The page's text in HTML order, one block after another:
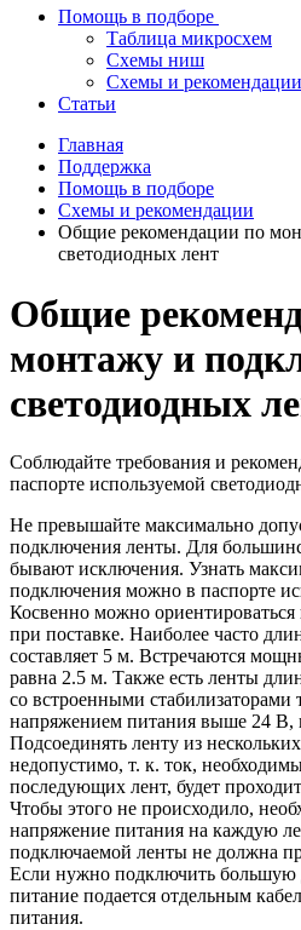
Помощь в подборе
Таблица микросхем
Схемы ниш
Схемы и рекомендации
Статьи
Главная
Поддержка
Помощь в подборе
Схемы и рекомендации
Общие рекомендации по
светодиодных лент
Общие
монтажу и
светодиодных
Соблюдайте требования и
паспорте используемой
Не превышайте максимально
подключения ленты. Для
бывают исключения. Узнать
подключения можно в паспорте
Косвенно можно
при поставке. Наиболее часто
составляет 5 м. Встречаются
равна 2.5 м. Также есть ленты
со встроенными стабилизаторами
напряжением питания выше 24 В,
Подсоединять ленту из
недопустимо, т. к. ток,
последующих лент, будет
Чтобы этого не происходило,
напряжение питания на каждую
подключаемой ленты не должна
Если нужно подключить большую
питание подается отдельным
питания.